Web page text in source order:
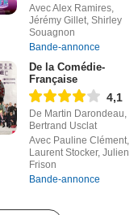
Avec Alex Ramires,
Jérémy Gillet, Shirley
Souagnon
Bande-annonce
De la Comédie-
Française
4,1
De Martin Darondeau,
Bertrand Usclat
Avec Pauline Clément,
Laurent Stocker, Julien
Frison
Bande-annonce